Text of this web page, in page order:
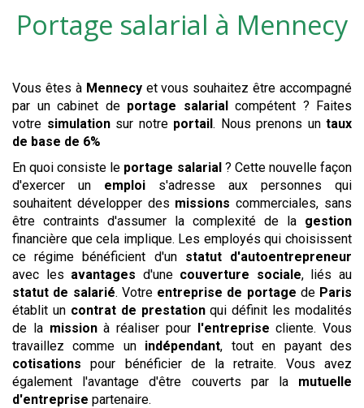
Portage salarial à Mennecy
Vous êtes à Mennecyet vous souhaitez être accompagné
par un cabinet de portage salarialcompétent ? Faites
votre simulation sur notre portail. Nous prenons un taux
de base de 6%
En quoi consiste le portage salarial? Cette nouvelle façon
d'exercer un emploi s'adresse aux personnes qui
souhaitent développer des missions commerciales, sans
être contraints d'assumer la complexité de la gestion
financière que cela implique. Les employés qui choisissent
ce régime bénéficient d'un statut d'autoentrepreneur
avec les avantages d'une couverture sociale, liés au
statut de salarié. Votre entreprise de portage de Paris
établit un contrat de prestationqui définit les modalités
de la missionà réaliser pour l'entreprise cliente. Vous
travaillez comme un indépendant, tout en payant des
cotisations pour bénéficier de la retraite. Vous avez
également l'avantage d'être couverts par la mutuelle
d'entreprise partenaire.